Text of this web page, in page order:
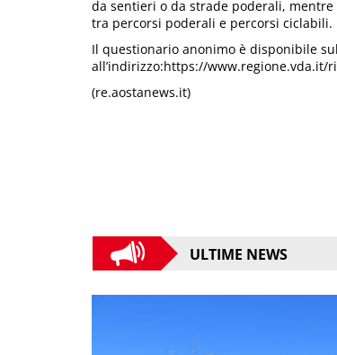
da sentieri o da strade poderali,
tra percorsi poderali e percorsi ciclabili.
Il questionario anonimo è disponibile
all’indirizzo:https://
(re.aostanews.it)
ULTIME NEWS